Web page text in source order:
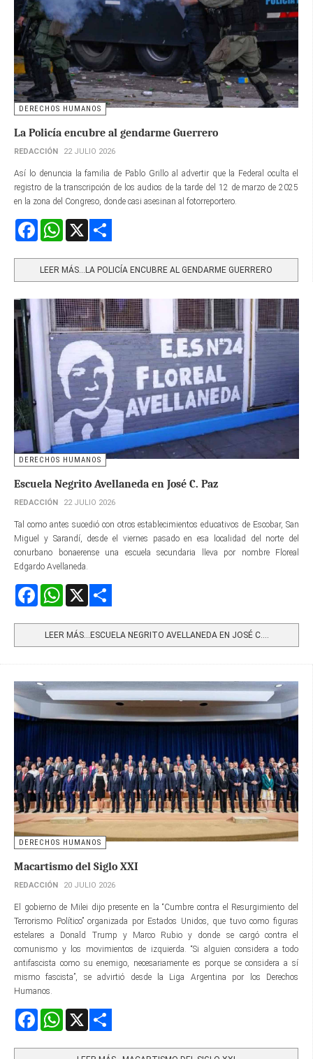
DERECHOS HUMANOS
La Policía encubre al gendarme Guerrero
REDACCIÓN 22 JULIO 2026
Así lo denuncia la familia de Pablo Grillo al advertir que la Federal oculta el
registro de la transcripción de los audios de la tarde del 12 de marzo de 2025
en la zona del Congreso, donde casi asesinan al fotorreportero.
FacebookWhatsApp
LEER MÁS…LA POLICÍA ENCUBRE AL GENDARME GUERRERO
DERECHOS HUMANOS
Escuela Negrito Avellaneda en José C. Paz
REDACCIÓN 22 JULIO 2026
Tal como antes sucedió con otros establecimientos educativos de Escobar, San
Miguel y Sarandí, desde el viernes pasado en esa localidad del norte del
conurbano bonaerense una escuela secundaria lleva por nombre Floreal
Edgardo Avellaneda.
FacebookWhatsApp
LEER MÁS…ESCUELA NEGRITO AVELLANEDA EN JOSÉ C....
DERECHOS HUMANOS
Macartismo del Siglo XXI
REDACCIÓN 20 JULIO 2026
El gobierno de Milei dijo presente en la “Cumbre contra el Resurgimiento del
Terrorismo Político” organizada por Estados Unidos, que tuvo como figuras
estelares a Donald Trump y Marco Rubio y donde se cargó contra el
comunismo y los movimientos de izquierda. “Si alguien considera a todo
antifascista como su enemigo, necesariamente es porque se considera a sí
mismo fascista”, se advirtió desde la Liga Argentina por los Derechos
Humanos.
FacebookWhatsApp